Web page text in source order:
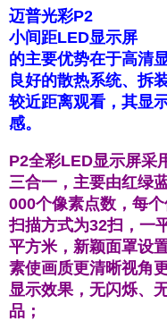
迈普光彩P2
小间距LED显示屏
的主要优势在于高清
良好的散热系统、拆
较近距离观看，其显
感。
P2全彩LED显示屏采
三合一，主要由红绿
000个像素点数，每
扫描方式为32扫，一
平方米，新颖面罩设
素使画质更清晰视角
显示效果，无闪烁、
品；